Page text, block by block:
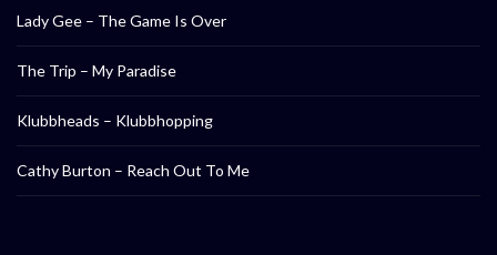
Lady Gee – The Game Is Over
The Trip – My Paradise
Klubbheads – Klubbhopping
Cathy Burton – Reach Out To Me